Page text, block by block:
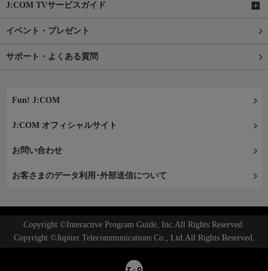
J:COM TVサービスガイド
イベント・プレゼント
サポート・よくある質問
Fun! J:COM
J:COM オフィシャルサイト
お問い合わせ
お客さまのデータ利用･外部送信について
Copyright ©Interactive Program Guide, Inc.All Rights Reserved.
Copyright ©Jupiter Telecommunications Co., Ltd.All Rights Reserved.